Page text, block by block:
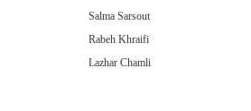
Salma Sarsout
Rabeh Khraifi
Lazhar Chamli